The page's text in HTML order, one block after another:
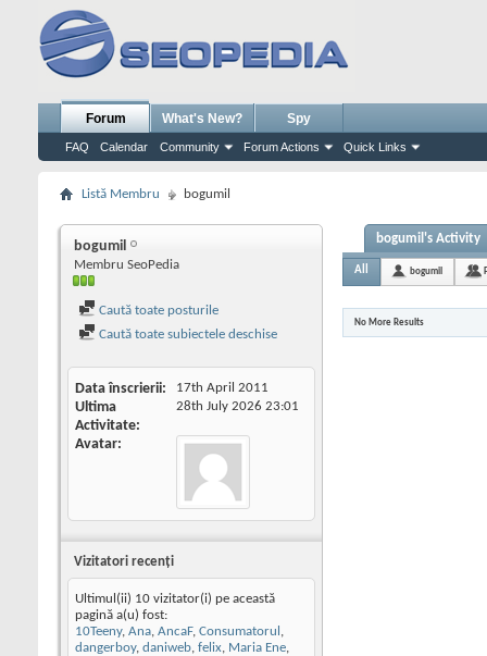
Forum
FAQ Calendar Community Forum Actions Quick Links
What's New? Spy
Listă Membru bogumil
bogumil
Membru SeoPedia
Caută toate posturile
Caută toate subiectele deschise
Data înscrierii 17th April 2011
Ultima
Activitate
28th July 2026 23:01
Avatar
Vizitatori recenţi
Ultimul(ii) 10 vizitator(i) pe această
pagină a(u) fost:
10Teeny, Ana, AncaF, Consumatorul ,
dangerboy, daniweb, felix, Maria Ene,
bogumil's Activity
All bogumil
No More Results